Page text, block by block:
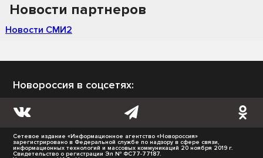
Новости партнеров
Новости СМИ2
Новороссия в соцсетях:
Сетевое издание «Информационное агентство «Новороссия»
зарегистрировано в Федеральной службе по надзору в сфере связи,
информационных технологий и массовых коммуникаций 20 ноября 2019 г.
Свидетельство о регистрации Эл № ФС77-77187.